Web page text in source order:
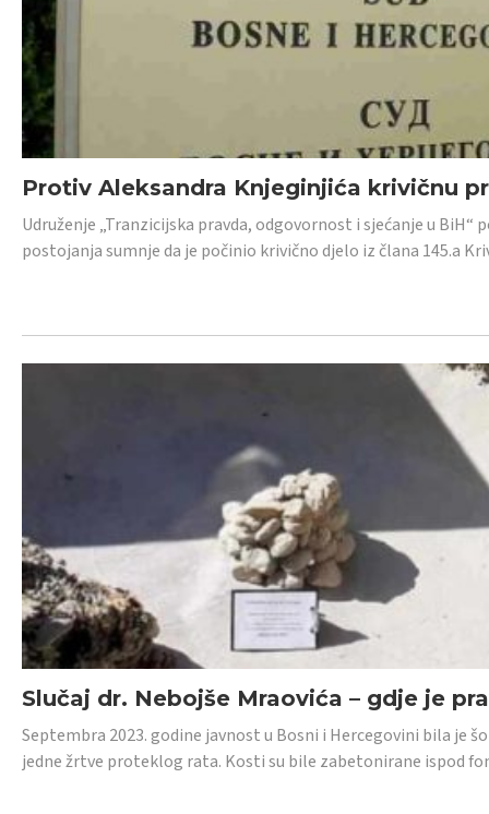
Protiv Aleksandra Knjeginjića krivičnu
Udruženje „Tranzicijska pravda, odgovornost i sjećanje u
postojanja sumnje da je počinio krivično djelo iz člana 145.a
Slučaj dr. Nebojše Mraovića – gdje je
Septembra 2023. godine javnost u Bosni i Hercegovini bila je
jedne žrtve proteklog rata. Kosti su bile zabetonirane ispod